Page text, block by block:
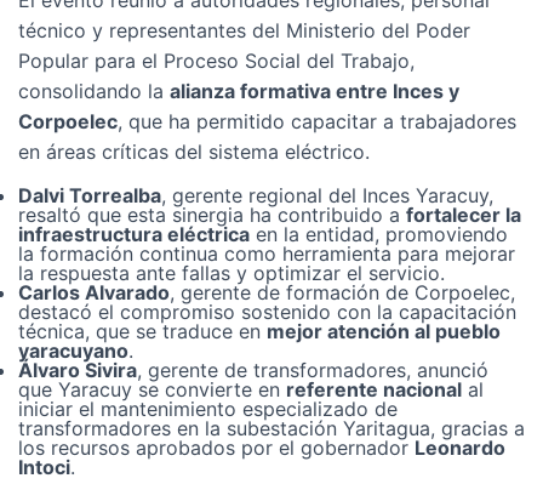
técnico y representantes del Ministerio del Poder
Popular para el Proceso Social del Trabajo,
consolidando la alianza formativa entre Inces y
Corpoelec, que ha permitido capacitar a trabajadores
en áreas críticas del sistema eléctrico.
Dalvi Torrealba, gerente regional del Inces Yaracuy,
resaltó que esta sinergia ha contribuido a fortalecer la
infraestructura eléctrica en la entidad, promoviendo
la formación continua como herramienta para mejorar
la respuesta ante fallas y optimizar el servicio.
Carlos Alvarado, gerente de formación de Corpoelec,
destacó el compromiso sostenido con la capacitación
técnica, que se traduce en mejor atención al pueblo
yaracuyano.
Álvaro Sivira, gerente de transformadores, anunció
que Yaracuy se convierte en referente nacional al
iniciar el mantenimiento especializado de
transformadores en la subestación Yaritagua, gracias a
los recursos aprobados por el gobernador Leonardo
Intoci.